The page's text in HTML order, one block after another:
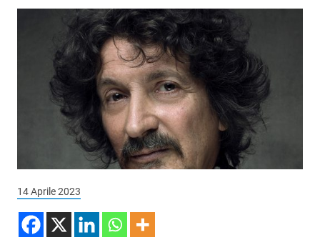
Interviste
Playlist
Novità
Subasio Playlist
Web Radio
Radio Subasio
Radio Subasio +
Radio Subasio Disco Club
14 Aprile 2023